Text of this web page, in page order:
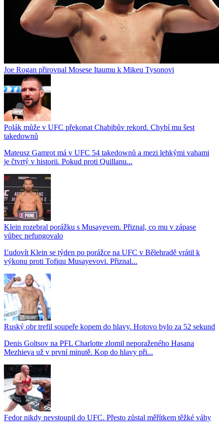
Joe Rogan přirovnal Mosese Itaumu k Mikeu Tysonovi
Polák může v UFC překonat Chabibův rekord. Chybí mu šest
takedownů
Mateusz Gamrot má v UFC 54 takedownů a mezi lehkými vahami
je čtvrtý v historii. Pokud proti Quillanu...
Klein rozebral porážku s Musayevem. Přiznal, co mu v zápase
vůbec nefungovalo
Ľudovít Klein se týden po porážce na UFC v Bělehradě vrátil k
výkonu proti Tofiqu Musayevovi. Přiznal...
Ruský obr trefil soupeře kopem do hlavy. Hotovo bylo za 52 sekund
Denis Goltsov na PFL Charlotte zlomil neporaženého Hasana
Mezhieva už v první minutě. Kop do hlavy při...
Fedor nikdy nevstoupil do UFC. Přesto zůstal měřítkem těžké váhy